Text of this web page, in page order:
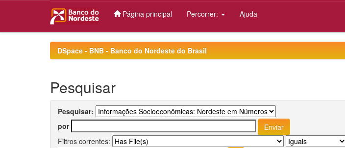
Página principal Percorrer: Ajuda
DSpace - BNB - Banco do Nordeste do Brasil
Pesquisar
Pesquisar:
por
Filtros correntes: